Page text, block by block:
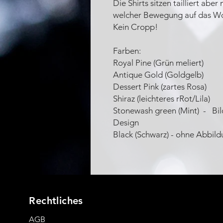
Die Shirts sitzen tailliert aber
welcher Bewegung auf das
Kein Cropp!
Farben:
Royal Pine (Grün meliert)
Antique Gold (Goldgelb)
Dessert Pink (zartes Rosa)
Shiraz (leichteres rRot/Lila)
Stonewash green (Mint) -
Design
Black (Schwarz) - ohne
Rechtliches
AGB